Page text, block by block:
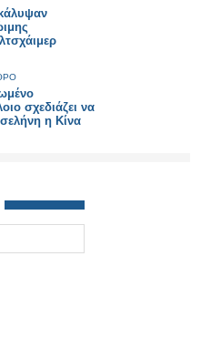
σχεδιάζει να
σελήνη η Κίνα